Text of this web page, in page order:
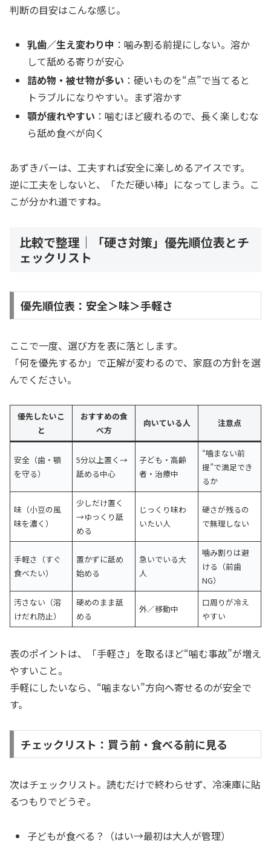
判断の目安はこんな感じ。
乳歯／生え変わり中 ：噛み割る前提にしない。溶か
して舐める寄りが安心
詰め物・被せ物が多い ：硬いものを“点”で当てると
トラブルになりやすい。まず溶かす
顎が疲れやすい ：噛むほど疲れるので、長く楽しむな
ら舐め食べが向く
あずきバーは、工夫すれば安全に楽しめるアイスです。
逆に工夫をしないと、「ただ硬い棒」になってしまう。こ
こが分かれ道ですね。
比較で整理｜「硬さ対策」優先順位表とチ
ェックリスト
優先順位表：安全＞味＞手軽さ
ここで一度、選び方を表に落とします。
「何を優先するか」で正解が変わるので、家庭の方針を選
んでください。
優先したいこ
と
おすすめの食
べ方
向いている人 注意点
安全（歯・顎
を守る）
5分以上置く→
舐める中心
子ども・高齢
者・治療中
“噛まない前
提”で満足でき
るか
味（小豆の風
味を濃く）
少しだけ置く
→ゆっくり舐
める
じっくり味わ
いたい人
硬さが残るの
で無理しない
手軽さ（すぐ
食べたい）
置かずに舐め
始める
急いでいる大
人
噛み割りは避
ける（前歯
NG）
汚さない（溶
けだれ防止）
硬めのまま舐
める
外／移動中
口周りが冷え
やすい
表のポイントは、「手軽さ」を取るほど“噛む事故”が増え
やすいこと。
手軽にしたいなら、“噛まない”方向へ寄せるのが安全で
す。
チェックリスト：買う前・食べる前に見る
次はチェックリスト。読むだけで終わらせず、冷凍庫に貼
るつもりでどうぞ。
子どもが食べる？（はい→最初は大人が管理）